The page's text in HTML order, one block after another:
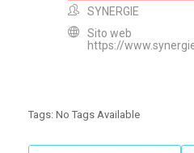
SYNERGIE
Sito web
https://
Tags: No Tags Available